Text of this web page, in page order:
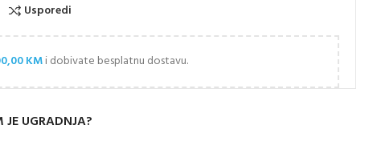
Usporedi
KMi dobivate besplatnu dostavu.
UGRADNJA?